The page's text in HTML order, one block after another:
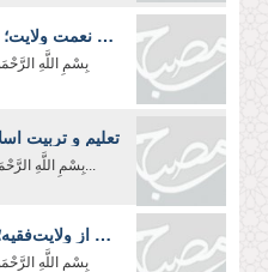
شکر نعمت ولایت؛ ضامن هدایت و عزت امت اسلامی
بِسْمِ اللَّهِ
تعلیم و تربیت
بِسْمِ اللَّهِ الرَّحْمَنِ الرَّحِیم الْحَمْدُ لِلَّهِ رَبِّ الْعَالَمِينَ وَالصَّلَاةُ...
اطاعت از ولایت‌فقیه؛ بزرگ‌ترین وظیفه عقلی و شرعی
بِسْمِ اللَّهِ